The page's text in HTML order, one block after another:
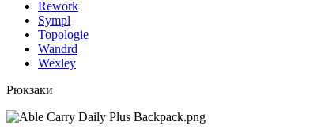
Rework
Sympl
Topologie
Wandrd
Wexley
Рюкзаки